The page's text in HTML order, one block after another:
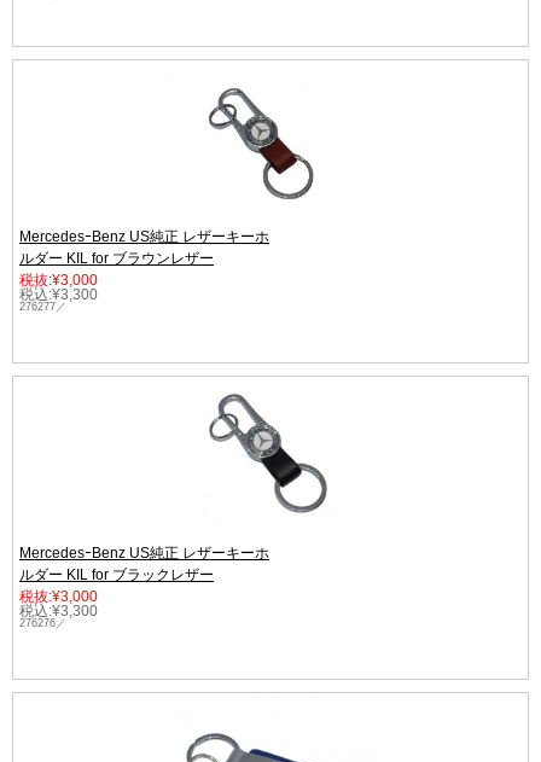
MercedesｰBenz US純正 レザーキーホ
ルダー KIL for ブラウンレザー
税抜:¥3,000
税込:¥3,300
276277／
MercedesｰBenz US純正 レザーキーホ
ルダー KIL for ブラックレザー
税抜:¥3,000
税込:¥3,300
276276／